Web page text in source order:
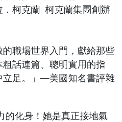
柯克蘭 柯克蘭集團創辦
的職場世界入門，獻給那些
話連篇、聰明實用的指
立足。」—美國知名書評雜
的化身！她是真正接地氣